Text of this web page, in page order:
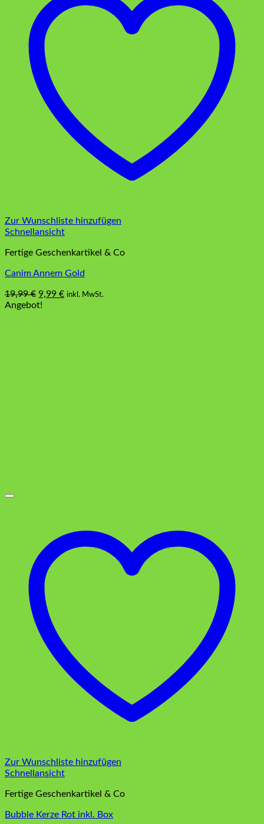
Zur Wunschliste hinzufügen
Schnellansicht
Fertige Geschenkartikel & Co
Canim Annem Gold
19,99€ Ursprünglicher
Preis
9,99 €Aktueller
inkl. MwSt.
Angebot!
Zur Wunschliste hinzufügen
Schnellansicht
Fertige Geschenkartikel & Co
Bubble Kerze Rot inkl. Box